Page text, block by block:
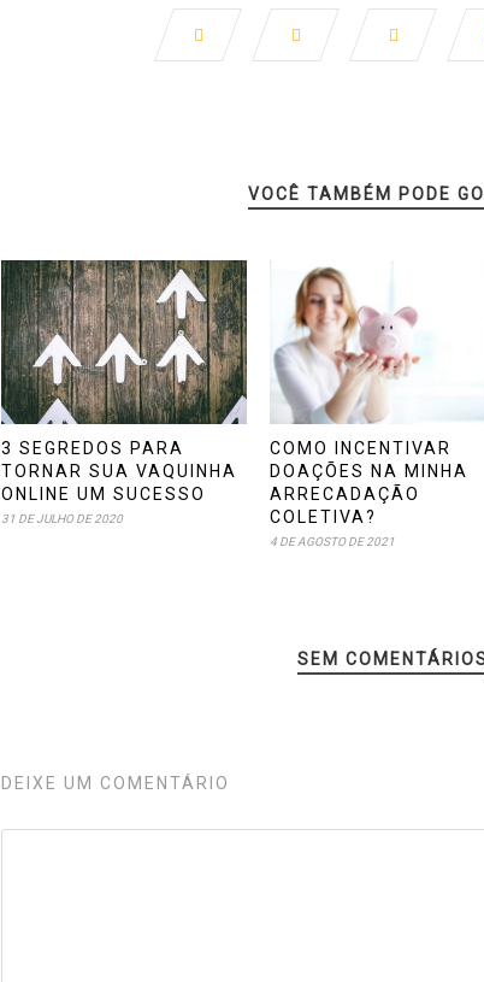
VOCÊ TAMBÉM PODE
3 SEGREDOS PARA
TORNAR SUA VAQUINHA
ONLINE UM SUCESSO
31 DE JULHO DE 2020
COMO INCENTIVAR
DOAÇÕES NA MINHA
ARRECADAÇÃO
COLETIVA?
4 DE AGOSTO DE 2021
SEM
DEIXE UM COMENTÁRIO